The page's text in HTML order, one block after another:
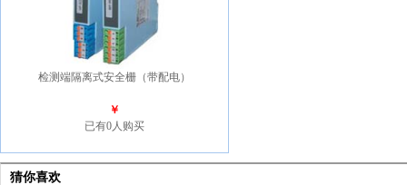
检测端隔离式安全栅（带配电）
￥
已有0人购买
猜你喜欢